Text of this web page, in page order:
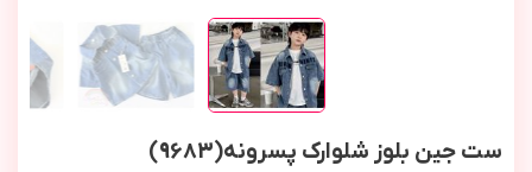
ست جین بلوز شلوارک پسرونه(9683)